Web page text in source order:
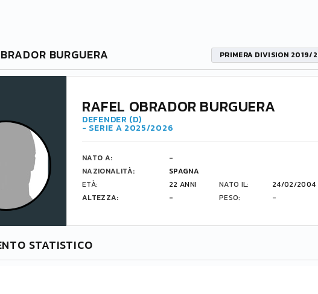
BURGUERA PRIMERA DIVISION 2019/
RAFEL OBRADOR BURGUERA
DEFENDER (D)
- SERIE A 2025/2026
NATO A:
-
NAZIONALITÀ:
SPAGNA
ETÀ:
22 ANNI NATO IL:
24/02/2004
ALTEZZA:
- PESO: -
STATISTICO